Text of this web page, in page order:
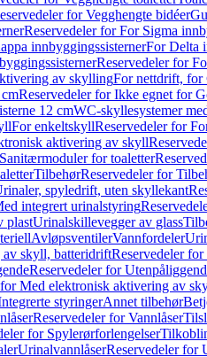
for Vegghengte bidéer
Reservedeler for For Sigma
innbyggingssisternerFor Delta
Reservedeler for
av skyllingFor nettdrift, for
Reservedeler for Ikke egnet for
12 cmWC-skyllesystemer
For enkeltskyllReservedeler for
aktivering av skyll
Sanitærmoduler for toaletter
TilbehørReservedeler for
spyledrift, uten skyllekant
integrert urinalstyring
plastUrinalskillevegger av glass
AvløpsventilerVannfordeler
skyll, batteridriftReservedeler
Reservedeler for
Med elektronisk aktivering av
styringerAnnet tilbehør
Reservedeler for Vannlåser
for Spylerørforlengelser
UrinalvannlåserReservedeler for